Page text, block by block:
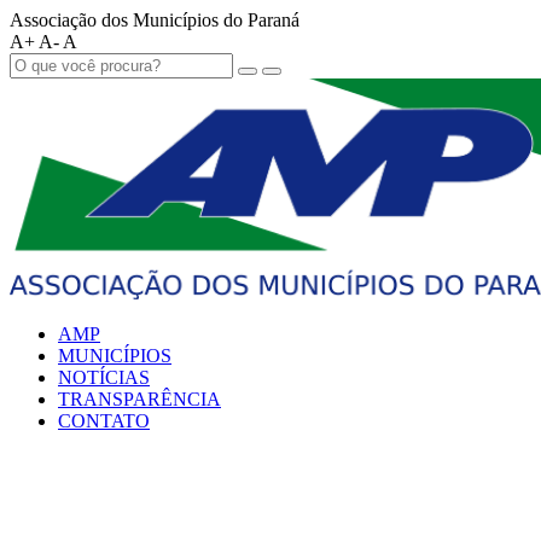
Associação dos Municípios do Paraná
A+ A- A
AMP
MUNICÍPIOS
NOTÍCIAS
TRANSPARÊNCIA
CONTATO